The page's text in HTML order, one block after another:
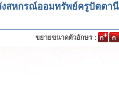
งสหกรณ์ออมทรัพย์ครูปัตตานี
ขยายขนาดตัวอักษร :